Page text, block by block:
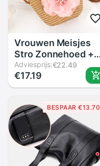
Vrouwen Meisjes
Stro Zonnehoed +
Leuke Bloem Stro
Schoudertas Set
Zomer Strand Kit -
Adviesprijs:€22.49
€17.19
BESPAAR €13.70